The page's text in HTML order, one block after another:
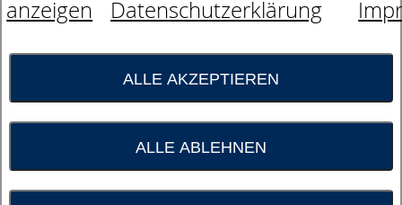
anzeigen
Datenschutzerklärung
ALLE AKZEPTIEREN
ALLE ABLEHNEN